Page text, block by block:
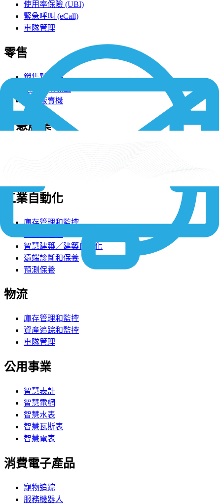
使用率保險 (UBI)
緊急呼叫 (eCall)
車隊管理
零售
銷售點終端
智慧販賣機
智慧農業
工業自動化
庫存管理和監控
智慧建築／建築自動化
遠端診斷和保養
預測保養
物流
庫存管理和監控
資產追踪和監控
車隊管理
公用事業
智慧表計
智慧電網
智慧水表
智慧瓦斯表
智慧電表
消費電子產品
寵物追踪
服務機器人